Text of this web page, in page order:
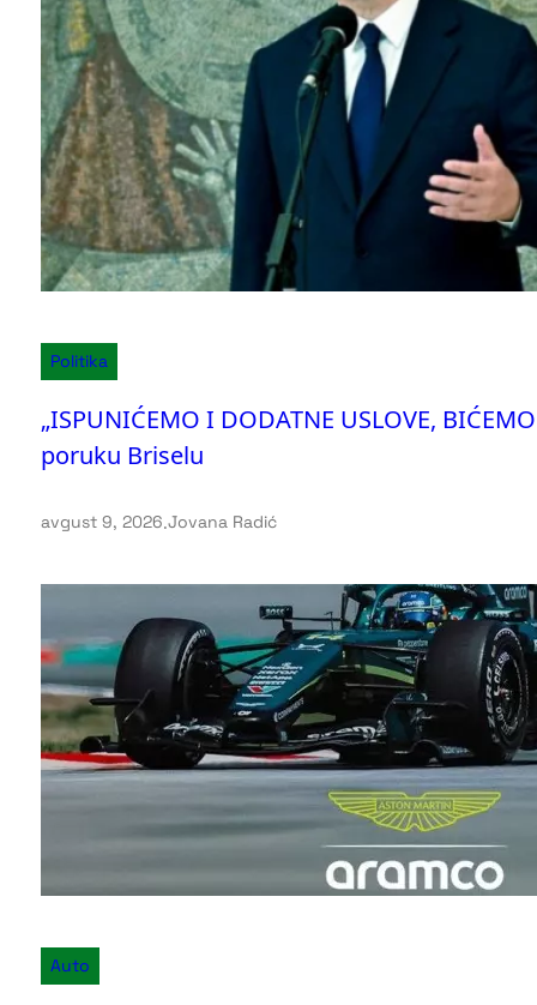
Politika
„ISPUNIĆEMO I DODATNE USLOVE,
poruku Briselu
avgust 9, 2026.Jovana Radić
Auto